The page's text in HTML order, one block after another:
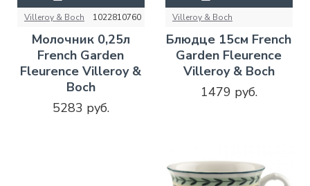
Villeroy & Boch 1022810760
Молочник 0,25л
French Garden
Fleurence Villeroy &
Boch
5283 руб.
Villeroy & Boch
Блюдце 15см French
Garden Fleurence
Villeroy & Boch
1479 руб.